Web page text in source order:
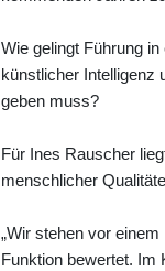
Wie gelingt Führung
künstlicher Intelligenz
geben muss?
Für Ines Rauscher
menschlicher
„Wir stehen vor
Funktion bewertet. Im